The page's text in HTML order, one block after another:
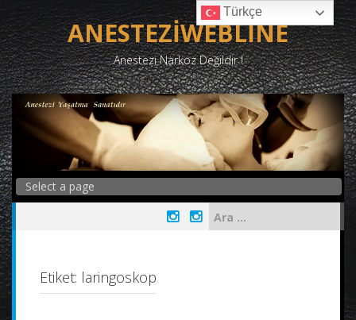
to
content
ANESTEZİWEBLİNE
Anestezi Narkoz Değildir !
Etiket: laringoskop
Türkçe